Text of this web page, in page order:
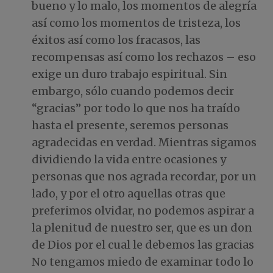
bueno y lo malo, los momentos de alegría
así como los momentos de tristeza, los
éxitos así como los fracasos, las
recompensas así como los rechazos – eso
exige un duro trabajo espiritual. Sin
embargo, sólo cuando podemos decir
“gracias” por todo lo que nos ha traído
hasta el presente, seremos personas
agradecidas en verdad. Mientras sigamos
dividiendo la vida entre ocasiones y
personas que nos agrada recordar, por un
lado, y por el otro aquellas otras que
preferimos olvidar, no podemos aspirar a
la plenitud de nuestro ser, que es un don
de Dios por el cual le debemos las gracias
No tengamos miedo de examinar todo lo